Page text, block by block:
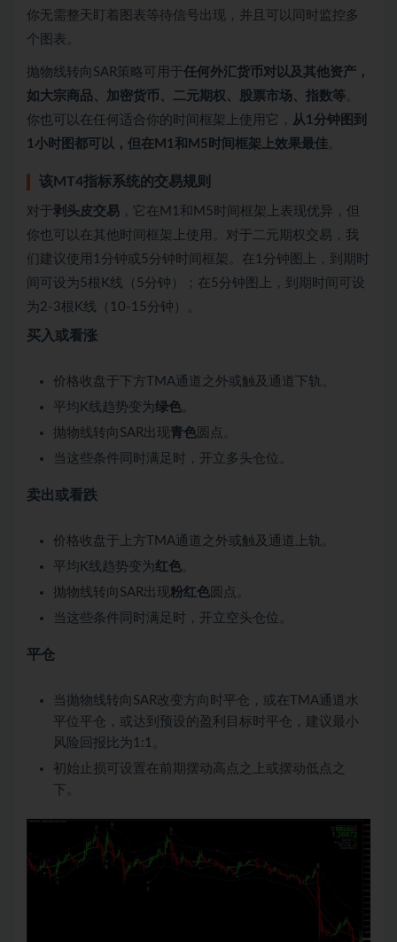
你无需整天盯着图表等待信号出现，并且可以同时监控多
个图表。
抛物线转向SAR策略可用于任何外汇货币对以及其他资产，
如大宗商品、加密货币、二元期权、股票市场、指数等
你也可以在任何适合你的时间框架上使用它， 从1分钟图到
1小时图都可以，但在M1和M5时间框架上效果最佳
该MT4指标系统的交易规则
对于剥头皮交易 ，它在M1和M5时间框架上表现优异，但
你也可以在其他时间框架上使用。对于二元期权交易，我
们建议使用1分钟或5分钟时间框架。在1分钟图上，到期时
间可设为5根K线（5分钟）；在5分钟图上，到期时间可设
为2-3根K线（10-15分钟）。
买入或看涨
价格收盘于下方TMA通道之外或触及通道下轨。
平均K线趋势变为绿色
抛物线转向SAR出现青色 圆点。
当这些条件同时满足时，开立多头仓位。
卖出或看跌
价格收盘于上方TMA通道之外或触及通道上轨。
平均K线趋势变为红色
抛物线转向SAR出现粉红色 圆点。
当这些条件同时满足时，开立空头仓位。
平仓
当抛物线转向SAR改变方向时平仓，或在TMA通道水
平位平仓，或达到预设的盈利目标时平仓，建议最小
风险回报比为1:1。
初始止损可设置在前期摆动高点之上或摆动低点之
下。